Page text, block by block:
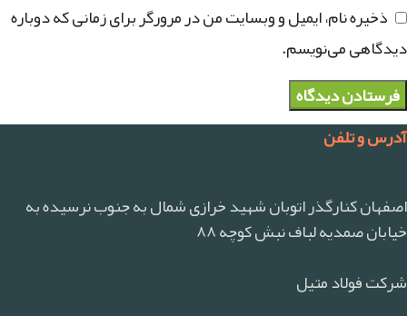
ذخیره نام، ایمیل و وبسایت من در مرورگر برای زمانی که دوباره
دیدگاهی می‌نویسم.
آدرس و تلفن
اصفهان کنارگذر اتوبان شهید خرازی شمال به جنوب نرسیده به
خیابان صمدیه لباف نبش کوچه ۸۸
شرکت فولاد متیل